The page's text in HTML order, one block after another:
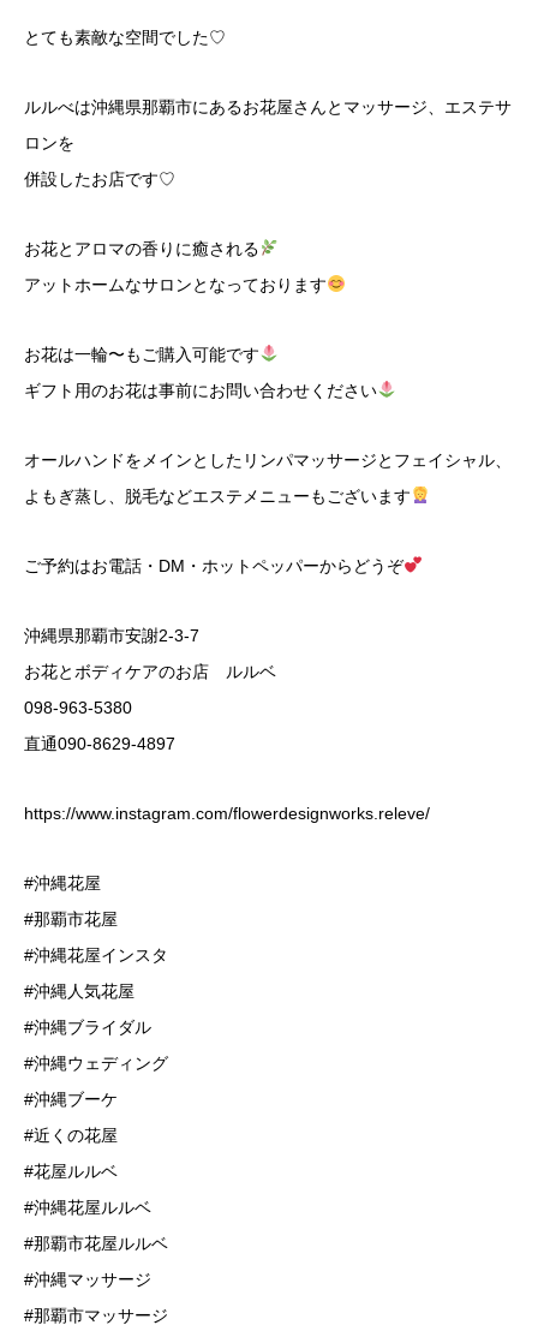
とても素敵な空間でした♡
ルルべは沖縄県那覇市にあるお花屋さんとマッサージ、エステサ
ロンを
併設したお店です♡
お花とアロマの香りに癒される
アットホームなサロンとなっております
お花は一輪〜もご購入可能です
ギフト用のお花は事前にお問い合わせください
オールハンドをメインとしたリンパマッサージとフェイシャル、
よもぎ蒸し、脱毛などエステメニューもございます
ご予約はお電話・DM・ホットペッパーからどうぞ
沖縄県那覇市安謝2-3-7
お花とボディケアのお店 ルルベ
098-963-5380
直通090-8629-4897
https://www.instagram.com/flowerdesignworks.releve/
#沖縄花屋
#那覇市花屋
#沖縄花屋インスタ
#沖縄人気花屋
#沖縄ブライダル
#沖縄ウェディング
#沖縄ブーケ
#近くの花屋
#花屋ルルベ
#沖縄花屋ルルベ
#那覇市花屋ルルベ
#沖縄マッサージ
#那覇市マッサージ